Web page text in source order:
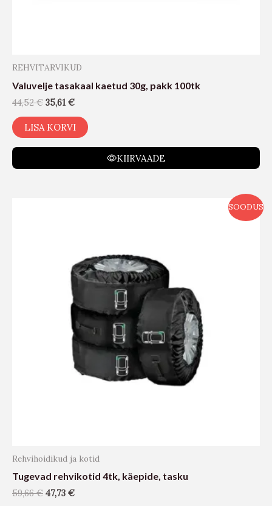
REHVITARVIKUD
Valuvelje tasakaal kaetud 30g, pakk 100tk
44,52€ 35,61 €
LISA KORVI
KIIRVAADE
SOODUS
Rehvihoidikud ja kotid
Tugevad rehvikotid 4tk, käepide, tasku
59,66€ 47,73 €